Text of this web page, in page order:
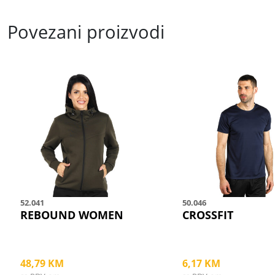
Povezani proizvodi
52.041
REBOUND WOMEN
48,79 KM
multiple
variants.
options
be
chosen
page
50.046
CROSSFIT
6,17 KM
multiple
variants.
options
be
chosen
page